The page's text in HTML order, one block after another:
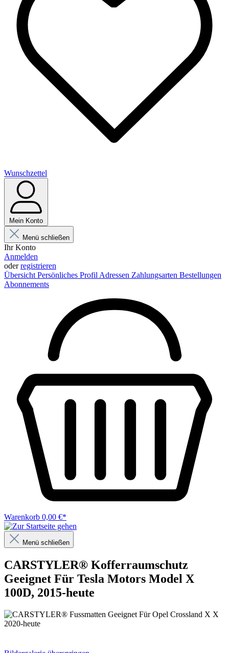
Wunschzettel
Mein Konto
Menü schließen
Ihr Konto
Anmelden
oderregistrieren
Übersicht Persönliches Profil Adressen Zahlungsarten Bestellungen
Abonnements
Warenkorb 0,00 €*
Menü schließen
CARSTYLER® Kofferraumschutz
Geeignet Für Tesla Motors Model X
100D, 2015-heute